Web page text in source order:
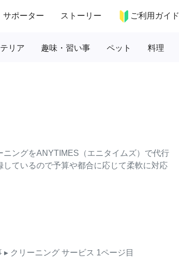
サポーター ストーリー ご利用ガイド
リア 趣味・習い事 ペット 料理
ングをANYTIMES（エニタイムズ）で代行
ているので予算や都合に応じて柔軟に対応
▸ クリーニング サービス 1ページ目